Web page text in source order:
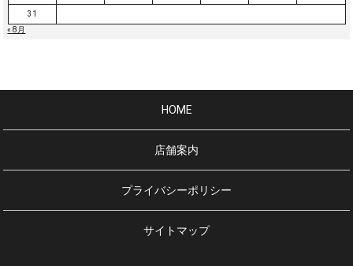
31
« 8月
HOME
店舗案内
プライバシーポリシー
サイトマップ